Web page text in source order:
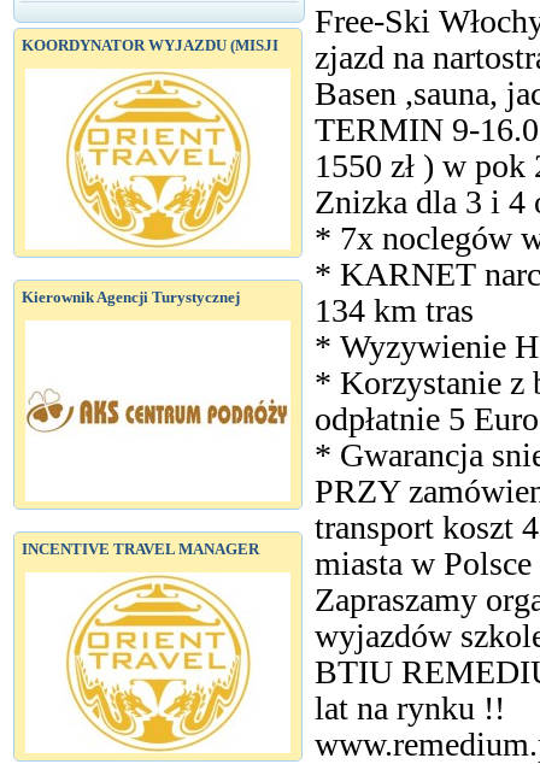
KOORDYNATOR WYJAZDU (MISJI
Kierownik Agencji Turystycznej
INCENTIVE TRAVEL MANAGER
Free-Ski
zjazd na
Basen ,sauna,
TERMIN 9-
1550 zł ) w pok
Znizka dla 3 i 4
* 7x noclegów
* KARNET
134 km tras
* Wyzywienie
* Korzystanie z
odpłatnie 5
* Gwarancja
PRZY
transport koszt
miasta w Polsce
Zapraszamy
wyjazdów
BTIU
lat na rynku !!